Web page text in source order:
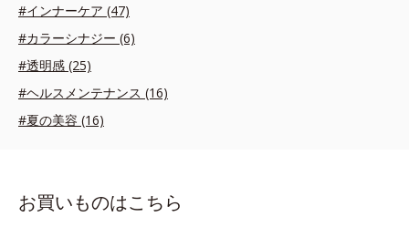
#インナーケア (47)
#カラーシナジー (6)
#透明感 (25)
#ヘルスメンテナンス (16)
#夏の美容 (16)
お買いものはこちら